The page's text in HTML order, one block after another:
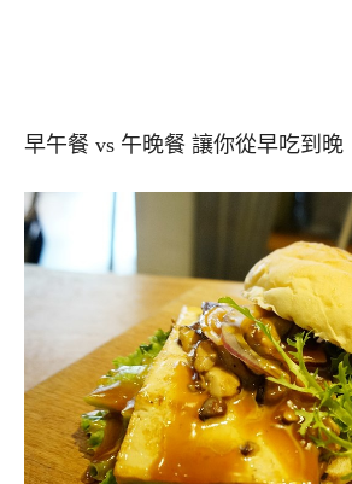
早午餐 vs 午晚餐 讓你從早吃到晚